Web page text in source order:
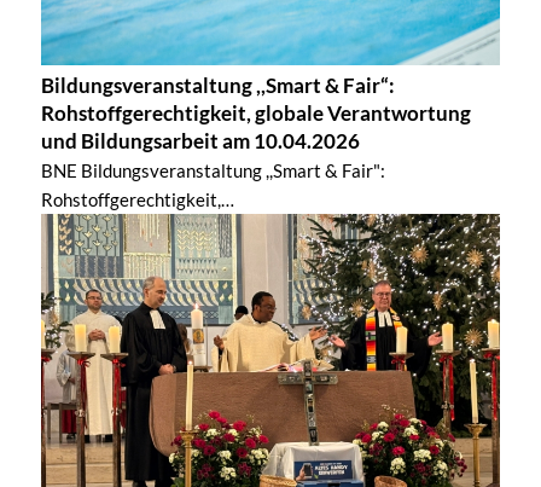
Bildungsveranstaltung ,,Smart & Fair“:
Rohstoffgerechtigkeit, globale Verantwortung
und Bildungsarbeit am 10.04.2026
BNE Bildungsveranstaltung ,,Smart & Fair":
Rohstoffgerechtigkeit,…